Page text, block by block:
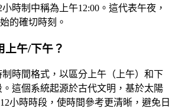
時制中稱為上午12:00。這代表午夜，
的確切時刻。
上午/下午？
制時間格式，以區分上午（上午）和下
這個系統起源於古代文明，基於太陽
小時時段，使時間參考更清晰，避免日